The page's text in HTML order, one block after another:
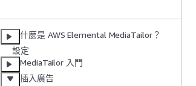
什麼是 AWS Elemental MediaTailor？
設定
MediaTailor 入門
插入廣告